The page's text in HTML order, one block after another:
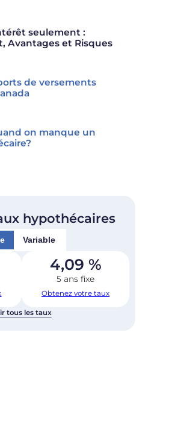
seulement :
Avantages et Risques
de versements
on manque un
hypothécaires
Variable
4,09 %
5 ans fixe
Obtenez votre taux
tous les taux